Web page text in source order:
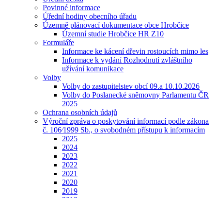
Povinné informace
Úřední hodiny obecního úřadu
Územně plánovací dokumentace obce Hrobčice
Územní studie Hrobčice HR Z10
Formuláře
Informace ke kácení dřevin rostoucích mimo les
Informace k vydání Rozhodnutí zvláštního
užívání komunikace
Volby
Volby do zastupitelstev obcí 09.a 10.10.2026
Volby do Poslanecké sněmovny Parlamentu ČR
2025
Ochrana osobních údajů
Výroční zpráva o poskytování informací podle zákona
č. 106⁄1999 Sb., o svobodném přístupu k informacím
2025
2024
2023
2022
2021
2020
2019